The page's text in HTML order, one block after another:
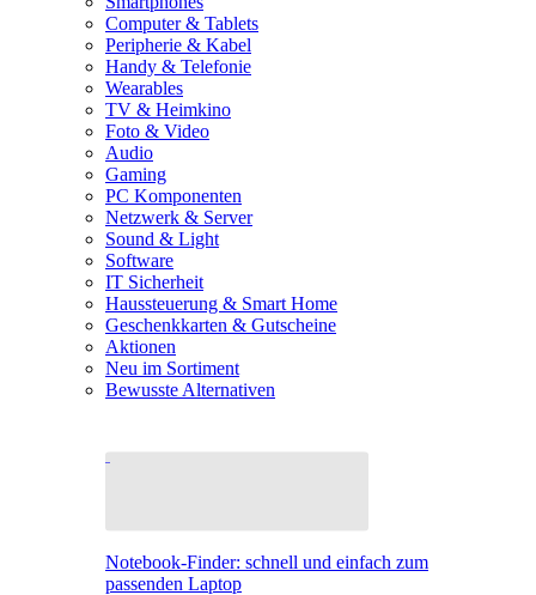
Computer & Tablets
Peripherie & Kabel
Handy & Telefonie
Wearables
TV & Heimkino
Foto & Video
Audio
Gaming
PC Komponenten
Netzwerk & Server
Sound & Light
Software
IT Sicherheit
Haussteuerung & Smart Home
Geschenkkarten & Gutscheine
Aktionen
Neu im Sortiment
Bewusste Alternativen
Notebook-Finder: schnell und einfach zum
passenden Laptop